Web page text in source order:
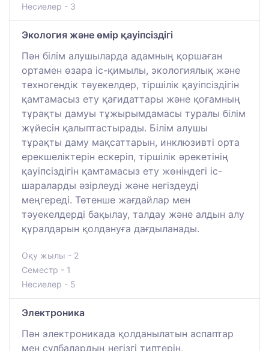
Несиелер - 3
Экология және өмір қауіпсіздігі
Пән білім алушыларда адамның қоршаған
ортамен өзара іс-қимылы, экологиялық және
техногендік тәуекелдер, тіршілік қауіпсіздігін
қамтамасыз ету қағидаттары және қоғамның
тұрақты дамуы тұжырымдамасы туралы білім
жүйесін қалыптастырады. Білім алушы
тұрақты даму мақсаттарын, инклюзивті орта
ерекшеліктерін ескеріп, тіршілік әрекетінің
қауіпсіздігін қамтамасыз ету жөніндегі іс-
шараларды әзірлеуді және негіздеуді
меңгереді. Төтенше жағдайлар мен
тәуекелдерді бақылау, талдау және алдын алу
құралдарын қолдануға дағдыланады.
Оқу жылы - 2
Семестр - 1
Несиелер - 5
Электроника
Пән электроникада қолданылатын аспаптар
мен сұлбалардың негізгі типтерін,